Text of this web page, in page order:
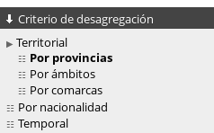
Criterio de desagregación
Territorial
Por provincias
Por ámbitos
Por comarcas
Por nacionalidad
Temporal